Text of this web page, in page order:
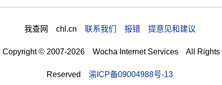
我查网 chl.cn 联系我们 报错 提意见和建议
Copyright © 2007-2026 Wocha Internet Services All Rights
Reserved 渝ICP备09004988号-13